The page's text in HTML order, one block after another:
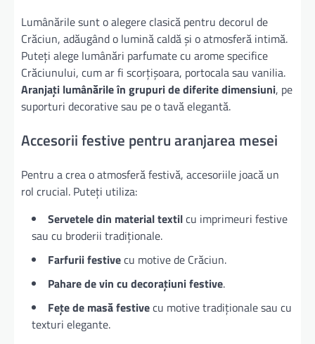
Lumânările sunt o alegere clasică pentru decorul de
Crăciun, adăugând o lumină caldă și o atmosferă intimă.
Puteți alege lumânări parfumate cu arome specifice
Crăciunului, cum ar fi scorțișoara, portocala sau vanilia.
Aranjați lumânările în grupuri de diferite dimensiuni, pe
suporturi decorative sau pe o tavă elegantă.
Accesorii festive pentru aranjarea mesei
Pentru a crea o atmosferă festivă, accesoriile joacă un
rol crucial. Puteți utiliza:
Servetele din material textilcu imprimeuri festive
sau cu broderii tradiționale.
Farfurii festivecu motive de Crăciun.
Pahare de vin cu decorațiuni festive.
Fețe de masă festivecu motive tradiționale sau cu
texturi elegante.